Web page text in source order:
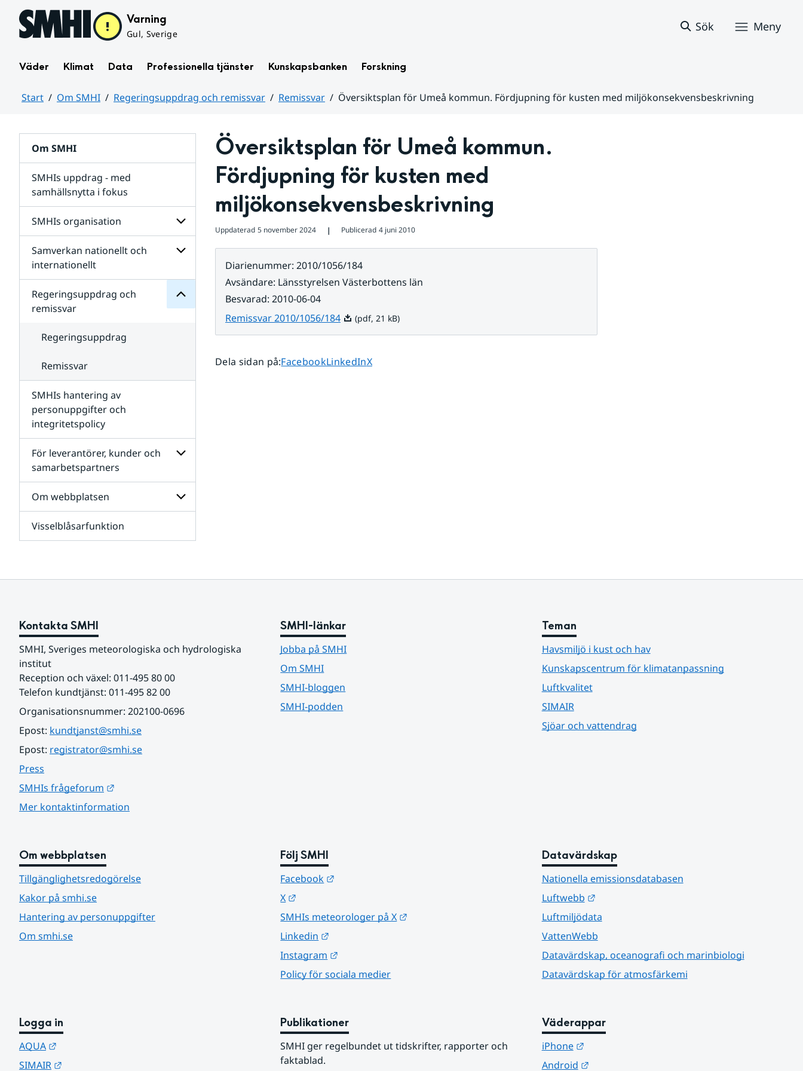
Hoppa till sidans innehåll Varning
Gul, Sverige
Sök Meny
Väder Klimat Data Professionella tjänster Kunskapsbanken Forskning
Start Om SMHI Regeringsuppdrag och remissvar Remissvar
Översiktsplan för Umeå kommun. Fördjupning för kusten med miljökonsekvensbeskrivning
Om SMHI
SMHIs uppdrag - med
samhällsnytta i fokus
SMHIs organisation
Undersidor
organisation
Samverkan nationellt och
internationellt
Undersidor
för
internationellt
Regeringsuppdrag och
remissvar
för
Regeringsuppdrag
remissvar
Regeringsuppdrag
Remissvar
SMHIs hantering av
personuppgifter och
integritetspolicy
För leverantörer, kunder och
samarbetspartners
Undersidor
för
och
Om webbplatsen
för
Visselblåsarfunktion
Översiktsplan för Umeå kommun.
Fördjupning för kusten med
miljökonsekvensbeskrivning
Uppdaterad 5 november 2024 ❘ Publicerad 4 juni 2010
Diarienummer: 2010/1056/184
Avsändare: Länsstyrelsen Västerbottens län
Besvarad: 2010-06-04
Remissvar 2010/1056/184Pdf, 21 kB.
(pdf, 21 kB)
Dela sidan på:Dela sidan på
FacebookDela sidan på
LinkedInDela sidan på
X
Kontakta SMHI
SMHI, Sveriges meteorologiska och hydrologiska
institut
Reception och växel: 011-495 80 00
Telefon kundtjänst: 011-495 82 00
Organisationsnummer: 202100-0696
Epost: kundtjanst@smhi.se
Epost: registrator@smhi.se
Press
SMHIs frågeforum
Mer kontaktinformation
SMHI-länkar
Jobba på SMHI
Om SMHI
SMHI-bloggen
SMHI-podden
Teman
Havsmiljö i kust och hav
Kunskapscentrum för klimatanpassning
Luftkvalitet
SIMAIR
Sjöar och vattendrag
Om webbplatsen
Tillgänglighetsredogörelse
Kakor på smhi.se
Hantering av personuppgifter
Om smhi.se
Följ SMHI
Facebook
X
SMHIs meteorologer på X
Linkedin
Instagram
Policy för sociala medier
Datavärdskap
Nationella emissionsdatabasen
Luftwebb
Länk till annan webbplats.
Luftmiljödata
VattenWebb
Datavärdskap, oceanografi och marinbiologi
Datavärdskap för atmosfärkemi
Logga in
AQUA
SIMAIR
Publikationer
SMHI ger regelbundet ut tidskrifter, rapporter och
faktablad.
Väderappar
iPhone
Länk till annan webbplats.
Android
Länk till annan webbplats.